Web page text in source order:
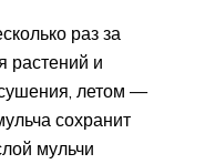
раз за
растений и
летом —
сохранит
мульчи